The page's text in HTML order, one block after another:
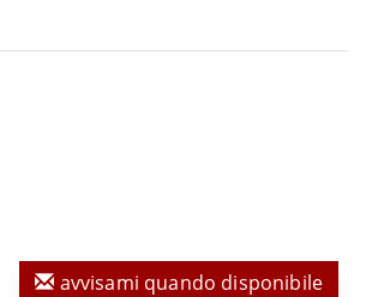
avvisami quando disponibile